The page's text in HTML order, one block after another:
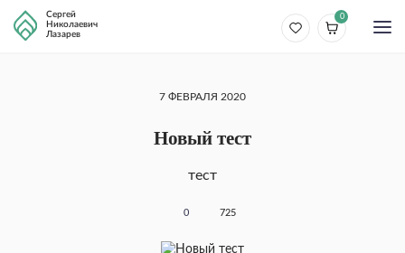
Сергей
Николаевич
Лазарев
0
7 ФЕВРАЛЯ 2020
Новый тест
тест
0 725